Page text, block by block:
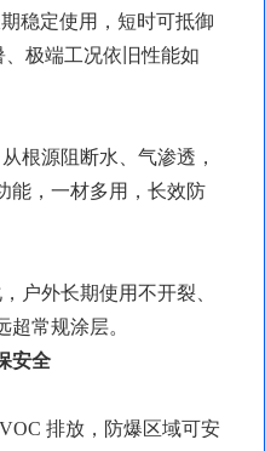
稳定使用，短时可抵御
极端工况依旧性能如
根源阻断水、气渗透，
能，一材多用，长效防
户外长期使用不开裂、
常规涂层。
安全
排放，防爆区域可安